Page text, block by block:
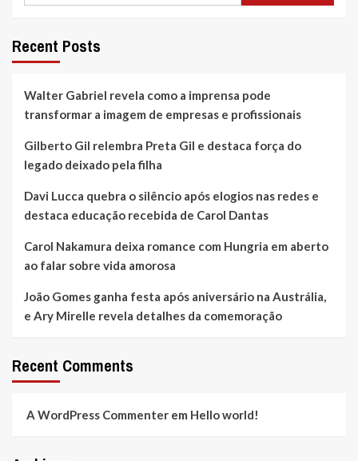
Recent Posts
Walter Gabriel revela como a imprensa pode
transformar a imagem de empresas e profissionais
Gilberto Gil relembra Preta Gil e destaca força do
legado deixado pela filha
Davi Lucca quebra o silêncio após elogios nas redes e
destaca educação recebida de Carol Dantas
Carol Nakamura deixa romance com Hungria em aberto
ao falar sobre vida amorosa
João Gomes ganha festa após aniversário na Austrália,
e Ary Mirelle revela detalhes da comemoração
Recent Comments
A WordPress Commenter em Hello world!